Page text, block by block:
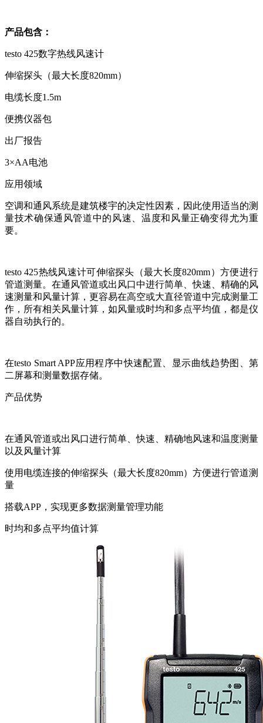
产品包含：
testo 425数字热线风速计
伸缩探头（最大长度820mm）
电缆长度1.5m
便携仪器包
出厂报告
3×AA电池
应用领域
空调和通风系统是建筑楼宇的决定性因素，因此使用适当的测
量技术确保通风管道中的风速、温度和风量正确变得尤为重
要。
testo 425热线风速计可伸缩探头（最大长度820mm）方便进行
管道测量。在通风管道或出风口中进行简单、快速、精确的风
速测量和风量计算，更容易在高空或大直径管道中完成测量工
作，所有相关风量计算，如风量或时均和多点平均值，都是仪
器自动执行的。
在testo Smart APP应用程序中快速配置、显示曲线趋势图、第
二屏幕和测量数据存储。
产品优势
在通风管道或出风口进行简单、快速、精确地风速和温度测量
以及风量计算
使用电缆连接的伸缩探头（最大长度820mm）方便进行管道测
量
搭载APP，实现更多数据测量管理功能
时均和多点平均值计算